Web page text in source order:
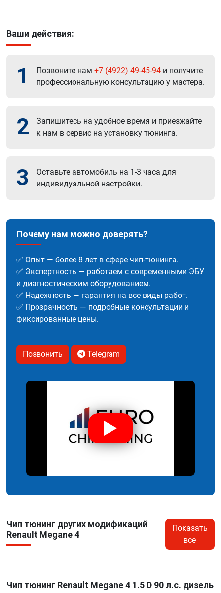
Ваши действия:
1 Позвоните нам +7 (4922) 49-45-94 и получите
профессиональную консультацию у мастера.
2
Запишитесь на удобное время и приезжайте
к нам в сервис на установку тюнинга.
3
Оставьте автомобиль на 1-3 часа для
индивидуальной настройки.
Почему нам можно доверять?
✅ Опыт — более 8 лет в сфере чип-тюнинга.
✅ Экспертность — работаем с современными ЭБУ
и диагностическим оборудованием.
✅ Надежность — гарантия на все виды работ.
✅ Прозрачность — подробные консультации и
фиксированные цены.
Позвонить Telegram
Чип тюнинг других модификаций
Renault Megane 4
Показать
все
Чип тюнинг Renault Megane 4 1.5 D 90 л.с. дизель